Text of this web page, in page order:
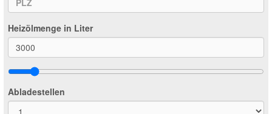
Heizölmenge in Liter
Abladestellen